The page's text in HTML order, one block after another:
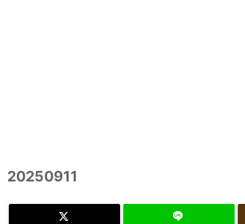
20250911